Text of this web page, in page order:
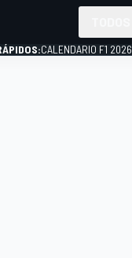
CALENDARIO F1 2026